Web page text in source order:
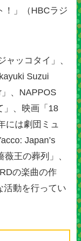
！」（HBCラジ
ャッコタイ」、
Suzui
、NAPPOS
」、映画「18
には劇団ミュ
Japan’s
王の葬列」、
の楽曲の作
活動を行ってい